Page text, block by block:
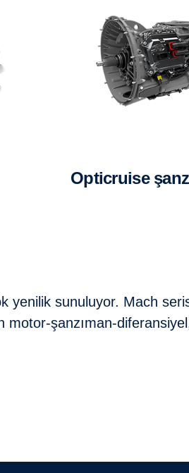
Opticruise
yenilik sunuluyor. Mach
motor-şanzıman-